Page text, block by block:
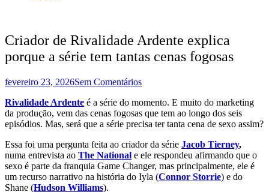
Criador de Rivalidade Ardente explica
porque a série tem tantas cenas fogosas
fevereiro 23, 2026Sem Comentários
Rivalidade Ardente é a série do momento. E muito do marketing
da produção, vem das cenas fogosas que tem ao longo dos seis
episódios. Mas, será que a série precisa ter tanta cena de sexo assim?
Essa foi uma pergunta feita ao criador da série Jacob Tierney,
numa entrevista ao The National e ele respondeu afirmando que o
sexo é parte da franquia Game Changer, mas principalmente, ele é
um recurso narrativo na história do Iyla (Connor Storrie) e do
Shane (Hudson Williams).